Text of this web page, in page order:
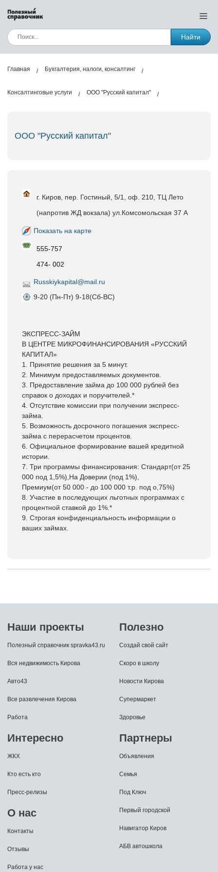
Найти
Главная Бухгалтерия, налоги, консалтинг
Консалтинговые услуги OOO "Русский капитал"
OOO "Русский капитал"
г. Киров, пер. Гостиный, 5/1, оф. 210, ТЦ Лето
(напротив ЖД вокзала) ул.Комсомольская 37 А
Показать на карте
555-757
474- 002
Russkiykapital@mail.ru
9-20 (Пн-Пт) 9-18(Сб-ВС)
ЭКСПРЕСС-ЗАЙМ
В ЦЕНТРЕ МИКРОФИНАНСИРОВАНИЯ «РУССКИЙ
КАПИТАЛ»
1. Принятие решения за 5 минут.
2. Минимум предоставляемых документов.
3. Предоставление займа до 100 000 рублей без
справок о доходах и поручителей.*
4. Отсутствие комиссии при получении экспресс-
займа.
5. Возможность досрочного погашения экспресс-
займа с перерасчетом процентов.
6. Официальное формирование вашей кредитной
истории.
7. Три программы финансирования: Стандарт(от 25
000 под 1,5%),На Доверии (под 1%),
Премиум(от 50 000 - до 100 000 т.р. под о,75%)
8. Участие в последующих льготных программах с
процентной ставкой до 1%.*
9. Строгая конфиденциальность информации о
ваших займах.
Наши проекты
Полезный справочник spravka43.ru
Вся недвижимость Кирова
Авто43
Все развлечения Кирова
Работа
Полезно
Создай свой сайт
Скоро в школу
Новости Кирова
Супермаркет
Здоровье
Интересно
ЖКХ
Кто есть кто
Пресс-релизы
О нас
Контакты
Отзывы
Работа у нас
Партнеры
Объявления
Семья
Под Ключ
Первый городской
Навигатор Киров
АБВ автошкола